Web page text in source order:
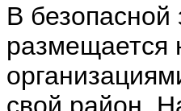
В безопасной
размещается
свой район.